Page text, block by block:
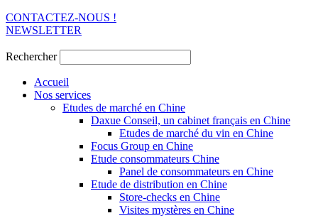
CONTACTEZ-NOUS !
NEWSLETTER
Rechercher
Accueil
Nos services
Etudes de marché en Chine
Daxue Conseil, un cabinet français en Chine
Etudes de marché du vin en Chine
Focus Group en Chine
Etude consommateurs Chine
Panel de consommateurs en Chine
Etude de distribution en Chine
Store-checks en Chine
Visites mystères en Chine